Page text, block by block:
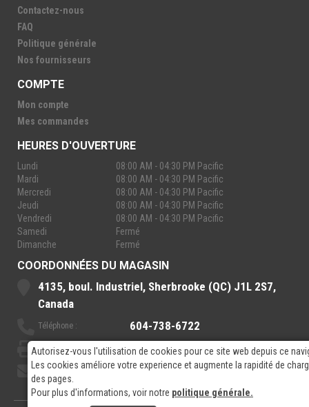
Autorisez-vous l'utilisation de cookies pour ce site web depuis ce
Les cookies améliore votre experience et augmente la rapidité de
des pages.
Pour plus d'informations, voir notre politique générale.
Contactez-nous
FAQ
Politique générale
Nos fournisseurs
COMPTE
Mon compte
Mes commandes
HEURES D'OUVERTURE
Lundi
08:00 AM - 04:30 PM Pacific
Mardi
08:00 AM - 04:30 PM Pacific
Mercredi
08:00 AM - 04:30 PM Pacific
Jeudi
08:00 AM - 04:30 PM Pacific
Vendredi
08:00 AM - 04:30 PM Pacific
Samedi
Fermé
Dimanche
Fermé
COORDONNÉES DU MAGASIN
4135, boul. Industriel, Sherbrooke (QC) J1L 2S7,
Canada
Téléphone : 604-738-6722
Sans-Frais : 888-921-7770
Courriel: sales@rpelectronics.com